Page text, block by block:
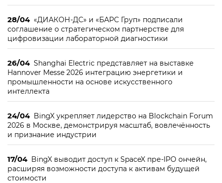
28/04 «ДИАКОН-ДС» и «БАРС Груп» подписали
соглашение о стратегическом партнерстве для
цифровизации лабораторной диагностики
26/04 Shanghai Electric представляет на выставке
Hannover Messe 2026 интеграцию энергетики и
промышленности на основе искусственного
интеллекта
24/04 BingX укрепляет лидерство на Blockchain Forum
2026 в Москве, демонстрируя масштаб, вовлечённость
и признание индустрии
17/04 BingX выводит доступ к SpaceX пре-IPO ончейн,
расширяя возможности доступа к активам будущей
стоимости